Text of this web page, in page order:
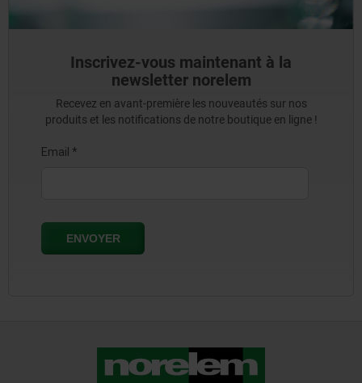
Inscrivez-vous maintenant à la
newsletter norelem
Recevez en avant-première les nouveautés sur nos
produits et les notifications de notre boutique en ligne !